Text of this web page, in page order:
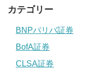
カテゴリー
BNPパリバ証券
BofA証券
CLSA証券